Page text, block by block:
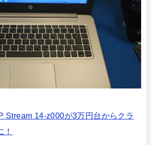
Stream 14-z000が3万円台からクラ